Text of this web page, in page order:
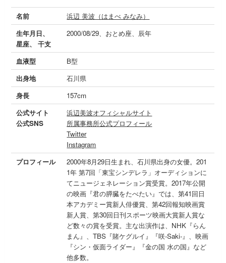
名前
浜辺 美波（はまべ みなみ）
生年月日、
星座、 干支
2000/08/29、おとめ座、辰年
血液型
B型
出身地
石川県
身長
157cm
公式サイト
公式SNS
浜辺美波オフィシャルサイト
所属事務所公式プロフィール
Twitter
Instagram
プロフィール
2000年8月29日生まれ、石川県出身の女優。201
1年 第7回「東宝シンデレラ」オーディションに
てニュージェネレーション賞受賞。2017年公開
の映画『君の膵臓をたべたい』では、第41回日
本アカデミー賞新人俳優賞、第42回報知映画賞
新人賞、第30回日刊スポーツ映画大賞新人賞な
ど数々の賞を受賞。主な出演作は、NHK『らん
まん』、TBS『賭ケグルイ』『咲-Saki-』、映画
『シン・仮面ライダー』『金の国 水の国』など
他多数。